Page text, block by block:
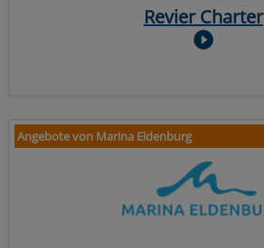
Revier Charter
Angebote von Marina Eldenburg